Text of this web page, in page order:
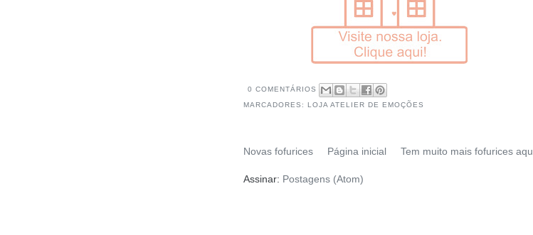
0 COMENTÁRIOS
MARCADORES: LOJA ATELIER DE EMOÇÕES
Novas fofurices Tem muito mais fofurices
Página inicial
Assinar: Postagens (Atom)